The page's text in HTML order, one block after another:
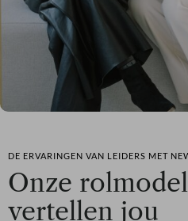
DE ERVARINGEN VAN LEIDERS MET
Onze
vertellen jou